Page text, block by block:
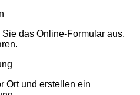
das Online-Formular aus,
Ort und erstellen ein